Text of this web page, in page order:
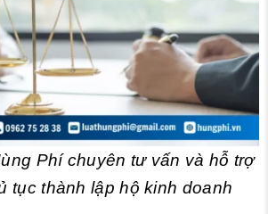
Phí chuyên tư vấn và hỗ trợ
tục thành lập hộ kinh doanh